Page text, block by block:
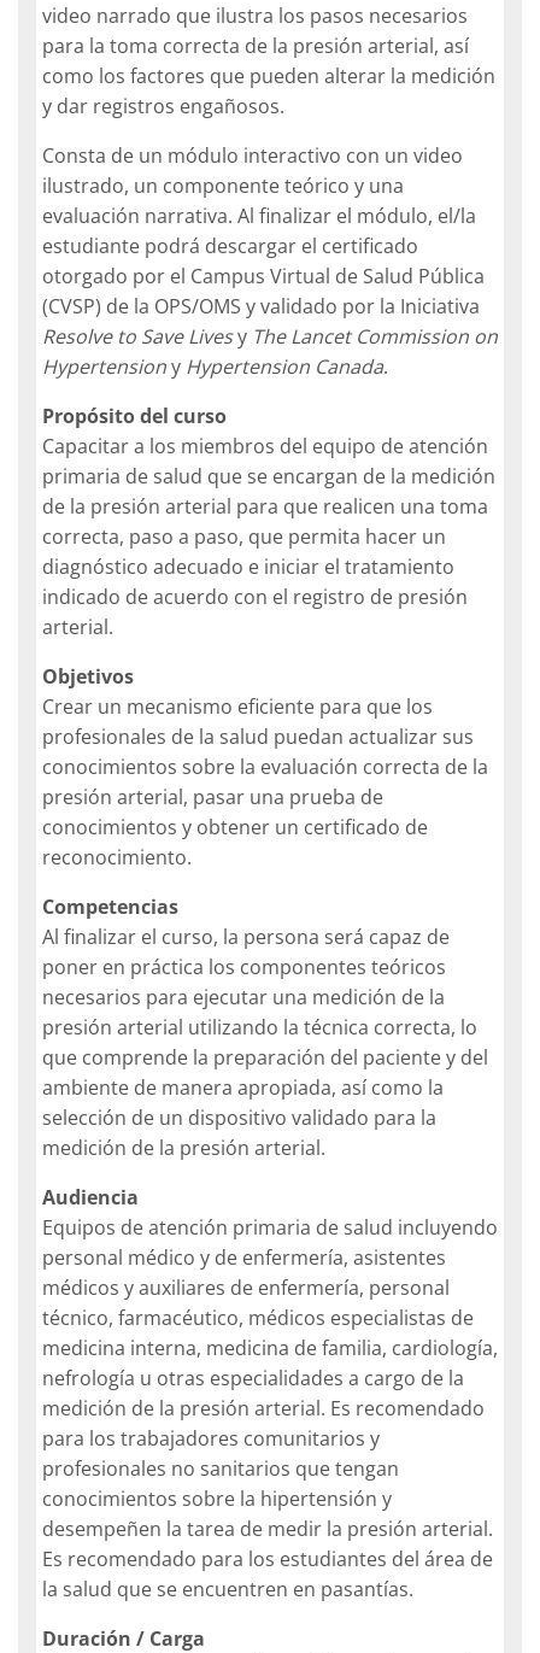
video narrado que ilustra los pasos necesarios
para la toma correcta de la presión arterial, así
como los factores que pueden alterar la medición
y dar registros engañosos.
Consta de un módulo interactivo con un video
ilustrado, un componente teórico y una
evaluación narrativa. Al finalizar el módulo, el/la
estudiante podrá descargar el certificado
otorgado por el Campus Virtual de Salud Pública
(CVSP) de la OPS/OMS y validado por la Iniciativa
Resolve to Save Livesy The Lancet Commission on
Hypertensiony Hypertension Canada.
Propósito del curso
Capacitar a los miembros del equipo de atención
primaria de salud que se encargan de la medición
de la presión arterial para que realicen una toma
correcta, paso a paso, que permita hacer un
diagnóstico adecuado e iniciar el tratamiento
indicado de acuerdo con el registro de presión
arterial.
Objetivos
Crear un mecanismo eficiente para que los
profesionales de la salud puedan actualizar sus
conocimientos sobre la evaluación correcta de la
presión arterial, pasar una prueba de
conocimientos y obtener un certificado de
reconocimiento.
Competencias
Al finalizar el curso, la persona será capaz de
poner en práctica los componentes teóricos
necesarios para ejecutar una medición de la
presión arterial utilizando la técnica correcta, lo
que comprende la preparación del paciente y del
ambiente de manera apropiada, así como la
selección de un dispositivo validado para la
medición de la presión arterial.
Audiencia
Equipos de atención primaria de salud incluyendo
personal médico y de enfermería, asistentes
médicos y auxiliares de enfermería, personal
técnico, farmacéutico, médicos especialistas de
medicina interna, medicina de familia, cardiología,
nefrología u otras especialidades a cargo de la
medición de la presión arterial. Es recomendado
para los trabajadores comunitarios y
profesionales no sanitarios que tengan
conocimientos sobre la hipertensión y
desempeñen la tarea de medir la presión arterial.
Es recomendado para los estudiantes del área de
la salud que se encuentren en pasantías.
Duración / Carga